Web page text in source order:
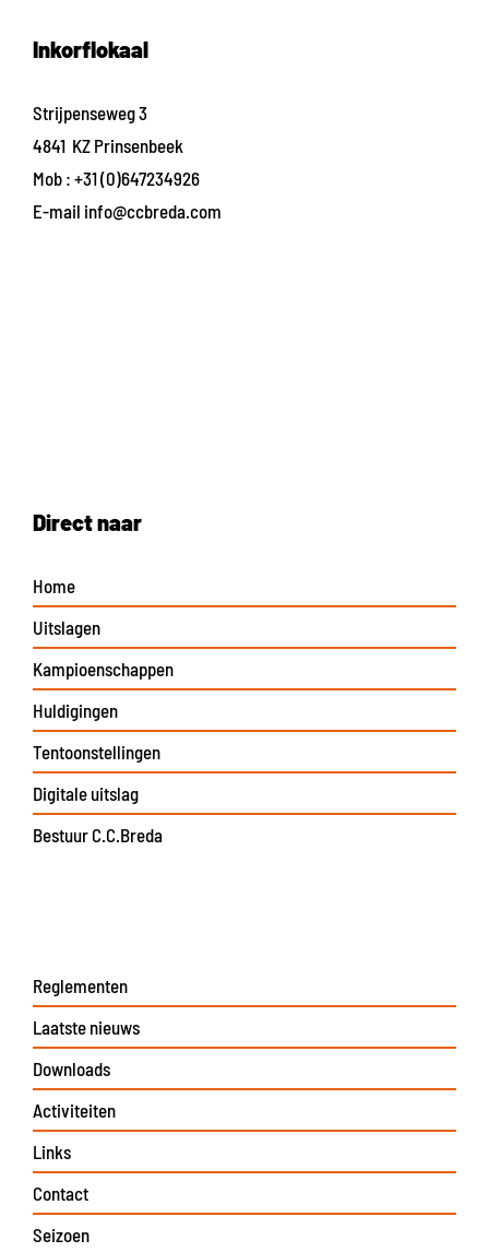
Inkorflokaal
Strijpenseweg 3
4841 KZ Prinsenbeek
Mob : +31 (0)647234926
E-mail info@ccbreda.com
Direct naar
Home
Uitslagen
Kampioenschappen
Huldigingen
Tentoonstellingen
Digitale uitslag
Bestuur C.C.Breda
Reglementen
Laatste nieuws
Downloads
Activiteiten
Links
Contact
Seizoen